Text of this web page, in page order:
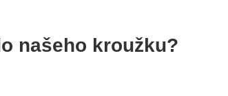
našeho kroužku?